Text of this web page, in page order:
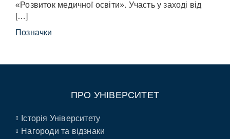
«Розвиток медичної освіти». Участь у заході від
[…]
Позначки
ПРО УНІВЕРСИТЕТ
Історія Університету
Нагороди та відзнаки